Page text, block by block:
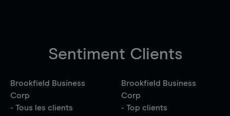
Sentiment Clients
Brookfield Business
Corp
- Tous les clients
Brookfield Business
Corp
- Top clients